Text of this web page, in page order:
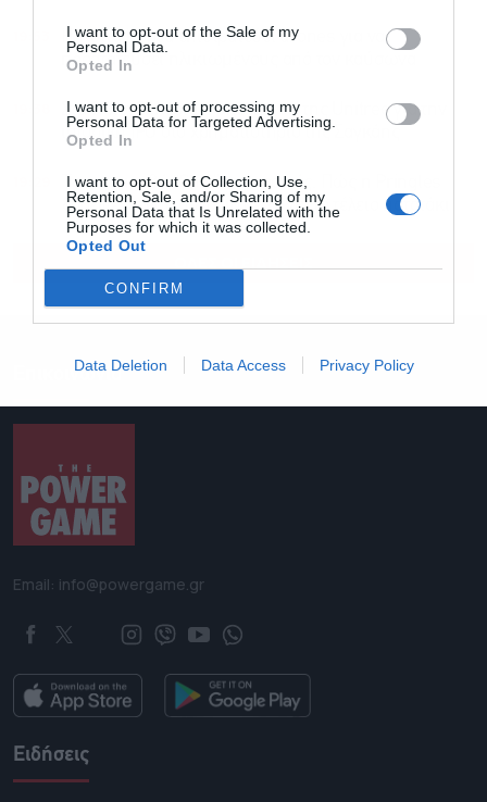
I want to opt-out of the Sale of my
Personal Data.
Opted In
I want to opt-out of processing my
Personal Data for Targeted Advertising.
Opted In
I want to opt-out of Collection, Use,
Retention, Sale, and/or Sharing of my
Personal Data that Is Unrelated with the
Purposes for which it was collected.
Opted Out
CONFIRM
Data Deletion Data Access Privacy Policy
Η Νότια Κορέα επιστρατεύει drones για να
προστατεύσει ηλικιωμένους από τον καύσωνα
Στα 9 δισ. δολάρια η αποτίμηση της Unitree για την
ιστορική IPO στο χρηματιστήριο της Σαγκάης
Το πιο ακριβό “Chip” της χρονιάς: Πώς η Pringles
ξόδεψε 5 εκατ. δολάρια σε AI για το τέλειο πατατάκι
Επικοινωνία
Email: info@powergame.gr
Ειδήσεις